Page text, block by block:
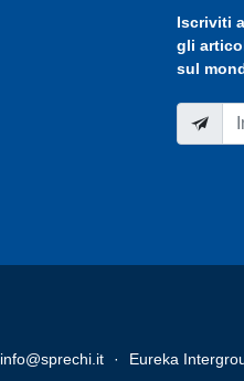
Iscriviti
gli
sul
info@sprechi.it · Eureka